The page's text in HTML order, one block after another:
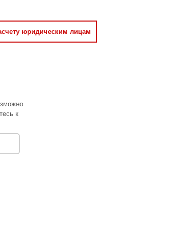
юридическим лицам
к